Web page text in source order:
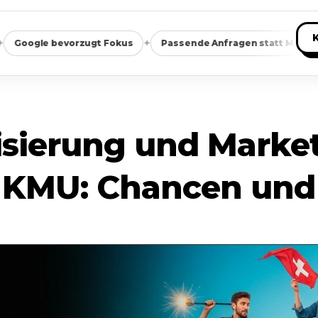
Fokus ✦ Passende Anfragen statt Masse ✦
und
Chancen